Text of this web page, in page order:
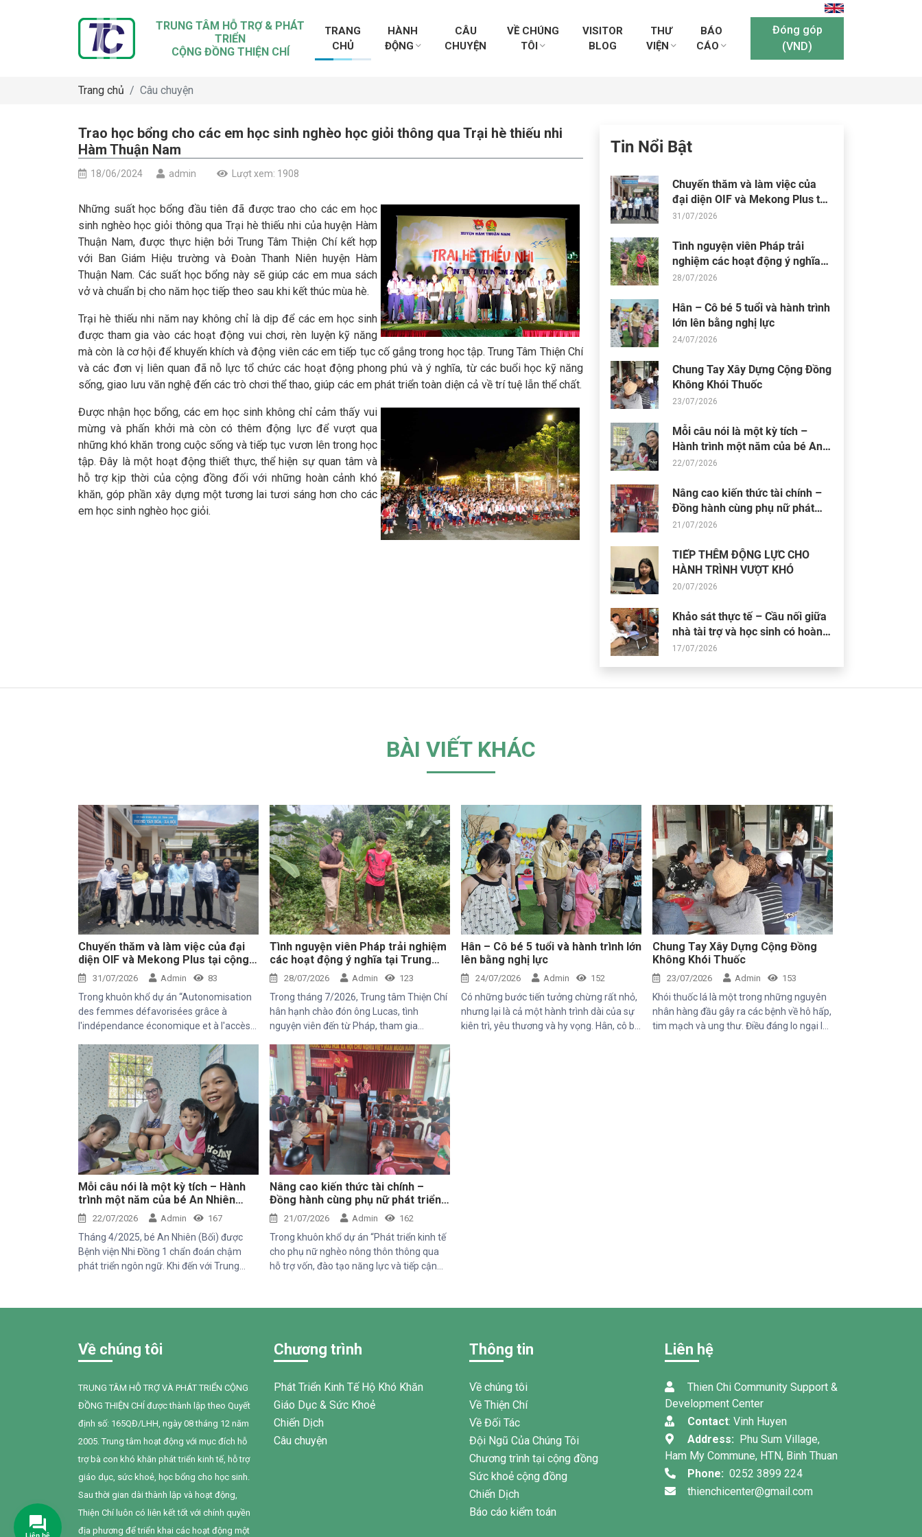
TRUNG TÂM HỖ TRỢ & PHÁT
TRIỂN
CỘNG ĐỒNG THIỆN CHÍ
TRANG
CHỦ
HÀNH
ĐỘNG
CÂU
CHUYỆN
VỀ CHÚNG
TÔI
VISITOR
BLOG
THƯ
VIỆN
BÁO
CÁO
Đóng góp
(VND)
Trang chủ Câu chuyện
Trao học bổng cho các em học sinh nghèo học giỏi thông qua Trại hè thiếu nhi
Hàm Thuận Nam
18/06/2024 admin Lượt xem: 1908
Những suất học bổng đầu tiên đã được trao cho các em học
sinh nghèo học giỏi thông qua Trại hè thiếu nhi của huyện Hàm
Thuận Nam, được thực hiện bởi Trung Tâm Thiện Chí kết hợp
với Ban Giám Hiệu trường và Đoàn Thanh Niên huyện Hàm
Thuận Nam. Các suất học bổng này sẽ giúp các em mua sách
vở và chuẩn bị cho năm học tiếp theo sau khi kết thúc mùa hè.
Trại hè thiếu nhi năm nay không chỉ là dịp để các em học sinh
được tham gia vào các hoạt động vui chơi, rèn luyện kỹ năng
mà còn là cơ hội để khuyến khích và động viên các em tiếp tục cố gắng trong học tập. Trung Tâm Thiện Chí
và các đơn vị liên quan đã nỗ lực tổ chức các hoạt động phong phú và ý nghĩa, từ các buổi học kỹ năng
sống, giao lưu văn nghệ đến các trò chơi thể thao, giúp các em phát triển toàn diện cả về trí tuệ lẫn thể chất.
Được nhận học bổng, các em học sinh không chỉ cảm thấy vui
mừng và phấn khởi mà còn có thêm động lực để vượt qua
những khó khăn trong cuộc sống và tiếp tục vươn lên trong học
tập. Đây là một hoạt động thiết thực, thể hiện sự quan tâm và
hỗ trợ kịp thời của cộng đồng đối với những hoàn cảnh khó
khăn, góp phần xây dựng một tương lai tươi sáng hơn cho các
em học sinh nghèo học giỏi.
Tin Nổi Bật
Chuyến thăm và làm việc của
đại diện OIF và Mekong Plus tại
cộng đồng dự án
31/07/2026
Tình nguyện viên Pháp trải
nghiệm các hoạt động ý nghĩa
tại Trung tâm Thiện Chí
28/07/2026
Hân – Cô bé 5 tuổi và hành trình
lớn lên bằng nghị lực
24/07/2026
Chung Tay Xây Dựng Cộng Đồng
Không Khói Thuốc
23/07/2026
Mỗi câu nói là một kỳ tích –
Hành trình một năm của bé An
Nhiên (Bối)
22/07/2026
Nâng cao kiến thức tài chính –
Đồng hành cùng phụ nữ phát
triển sinh kế bền vững
21/07/2026
TIẾP THÊM ĐỘNG LỰC CHO
HÀNH TRÌNH VƯỢT KHÓ
20/07/2026
Khảo sát thực tế – Cầu nối giữa
nhà tài trợ và học sinh có hoàn
cảnh khó khăn
17/07/2026
BÀI VIẾT KHÁC
Chuyến thăm và làm việc của đại
diện OIF và Mekong Plus tại cộng
đồng dự án
31/07/2026 Admin 83
Trong khuôn khổ dự án “Autonomisation
des femmes défavorisées grâce à
l'indépendance économique et à l'accès
tâm Thiện Chí vinh dự đón tiếp ông
Kaloyan Kolev, đại diện đơn vị tài trợ
Organisation internationale de la
Francophonie (OIF), và ông Bernard
Kervyn, đại diện Mekong Plus, trong
chuyến công tác tại xã Tánh Linh, Bắc
Ruộng và Hàm Kiệm, tỉnh Lâm Đồng.
Tình nguyện viên Pháp trải nghiệm
các hoạt động ý nghĩa tại Trung
tâm Thiện Chí
28/07/2026 Admin 123
Trong tháng 7/2026, Trung tâm Thiện Chí
hân hạnh chào đón ông Lucas, tình
nguyện viên đến từ Pháp, tham gia
động của dự án do Mekong Plus tài trợ tại
địa phương.
Hân – Cô bé 5 tuổi và hành trình lớn
lên bằng nghị lực
24/07/2026 Admin 152
Có những bước tiến tưởng chừng rất nhỏ,
nhưng lại là cả một hành trình dài của sự
kiên trì, yêu thương và hy vọng. Hân, cô bé
Chung Tay Xây Dựng Cộng Đồng
Không Khói Thuốc
23/07/2026 Admin 153
Khói thuốc lá là một trong những nguyên
nhân hàng đầu gây ra các bệnh về hô hấp,
tim mạch và ung thư. Điều đáng lo ngại là
Mỗi câu nói là một kỳ tích – Hành
trình một năm của bé An Nhiên
(Bối)22/07/2026 Admin 167
Tháng 4/2025, bé An Nhiên (Bối) được
Bệnh viện Nhi Đồng 1 chẩn đoán chậm
phát triển ngôn ngữ. Khi đến với Trung
cầu của mình. Sau một năm can thiệp với
ngừng của chính Bối, em đã có những
Nâng cao kiến thức tài chính –
Đồng hành cùng phụ nữ phát triển
sinh kế bền vững
21/07/2026 Admin 162
Trong khuôn khổ dự án “Phát triển kinh tế
cho phụ nữ nghèo nông thôn thông qua
hỗ trợ vốn, đào tạo năng lực và tiếp cận
Trung tâm Thiện Chí đã tổ chức buổi chia
Thuận Nam.
Về chúng tôi
TRUNG TÂM HỖ TRỢ VÀ PHÁT TRIỂN CỘNG
ĐỒNG THIỆN CHÍ được thành lập theo Quyết
định số: 165QĐ/LHH, ngày 08 tháng 12 năm
2005. Trung tâm hoạt động với mục đích hỗ
trợ bà con khó khăn phát triển kinh tế, hỗ trợ
giáo dục, sức khoẻ, học bổng cho học sinh.
Sau thời gian dài thành lập và hoạt động,
Thiện Chí luôn có liên kết tốt với chính quyền
địa phương để triển khai các hoạt động một
Chương trình
Phát Triển Kinh Tế Hộ Khó Khăn
Giáo Dục & Sức Khoẻ
Chiến Dịch
Câu chuyện
Thông tin
Về chúng tôi
Về Thiện Chí
Về Đối Tác
Đội Ngũ Của Chúng Tôi
Chương trình tại cộng đồng
Sức khoẻ cộng đồng
Chiến Dịch
Báo cáo kiểm toán
Liên hệ
Thien Chi Community Support &
Development Center
Contact: Vinh Huyen
Address: Phu Sum Village,
Ham My Commune, HTN, Binh Thuan
Phone: 0252 3899 224
thienchicenter@gmail.com